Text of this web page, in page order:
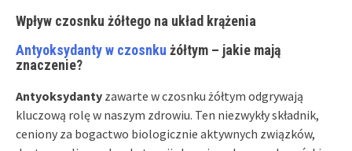
Wpływ czosnku żółtego na układ krążenia
Antyoksydanty w czosnku żółtym – jakie mają
znaczenie?
Antyoksydanty zawarte w czosnku żółtym odgrywają
kluczową rolę w naszym zdrowiu. Ten niezwykły składnik,
ceniony za bogactwo biologicznie aktywnych związków,